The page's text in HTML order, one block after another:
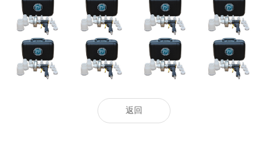
河北发布二〇二
四年度企业标
准“领跑者”
中國CMP拋光液
過濾器行業研讨
及十四五規劃剖
析報告
洪水灾后防疫科
普
好？2026洁厕灵
泡沫清洁剂去污
剂：马桶蹲厕去
污效果出众
“无人经济”演绎
异样精彩
热门推荐_空调_
空气净化器_智
慧空净频道_天
极网
奥克股份：与韩
国达善确定联合
开发合作意向
天极网_专业IT
门户
返回